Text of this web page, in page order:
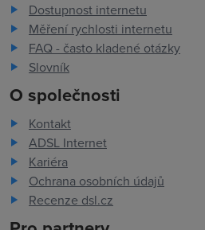
Dostupnost internetu
Měření rychlosti internetu
FAQ - často kladené otázky
Slovník
O společnosti
Kontakt
ADSL Internet
Kariéra
Ochrana osobních údajů
Recenze dsl.cz